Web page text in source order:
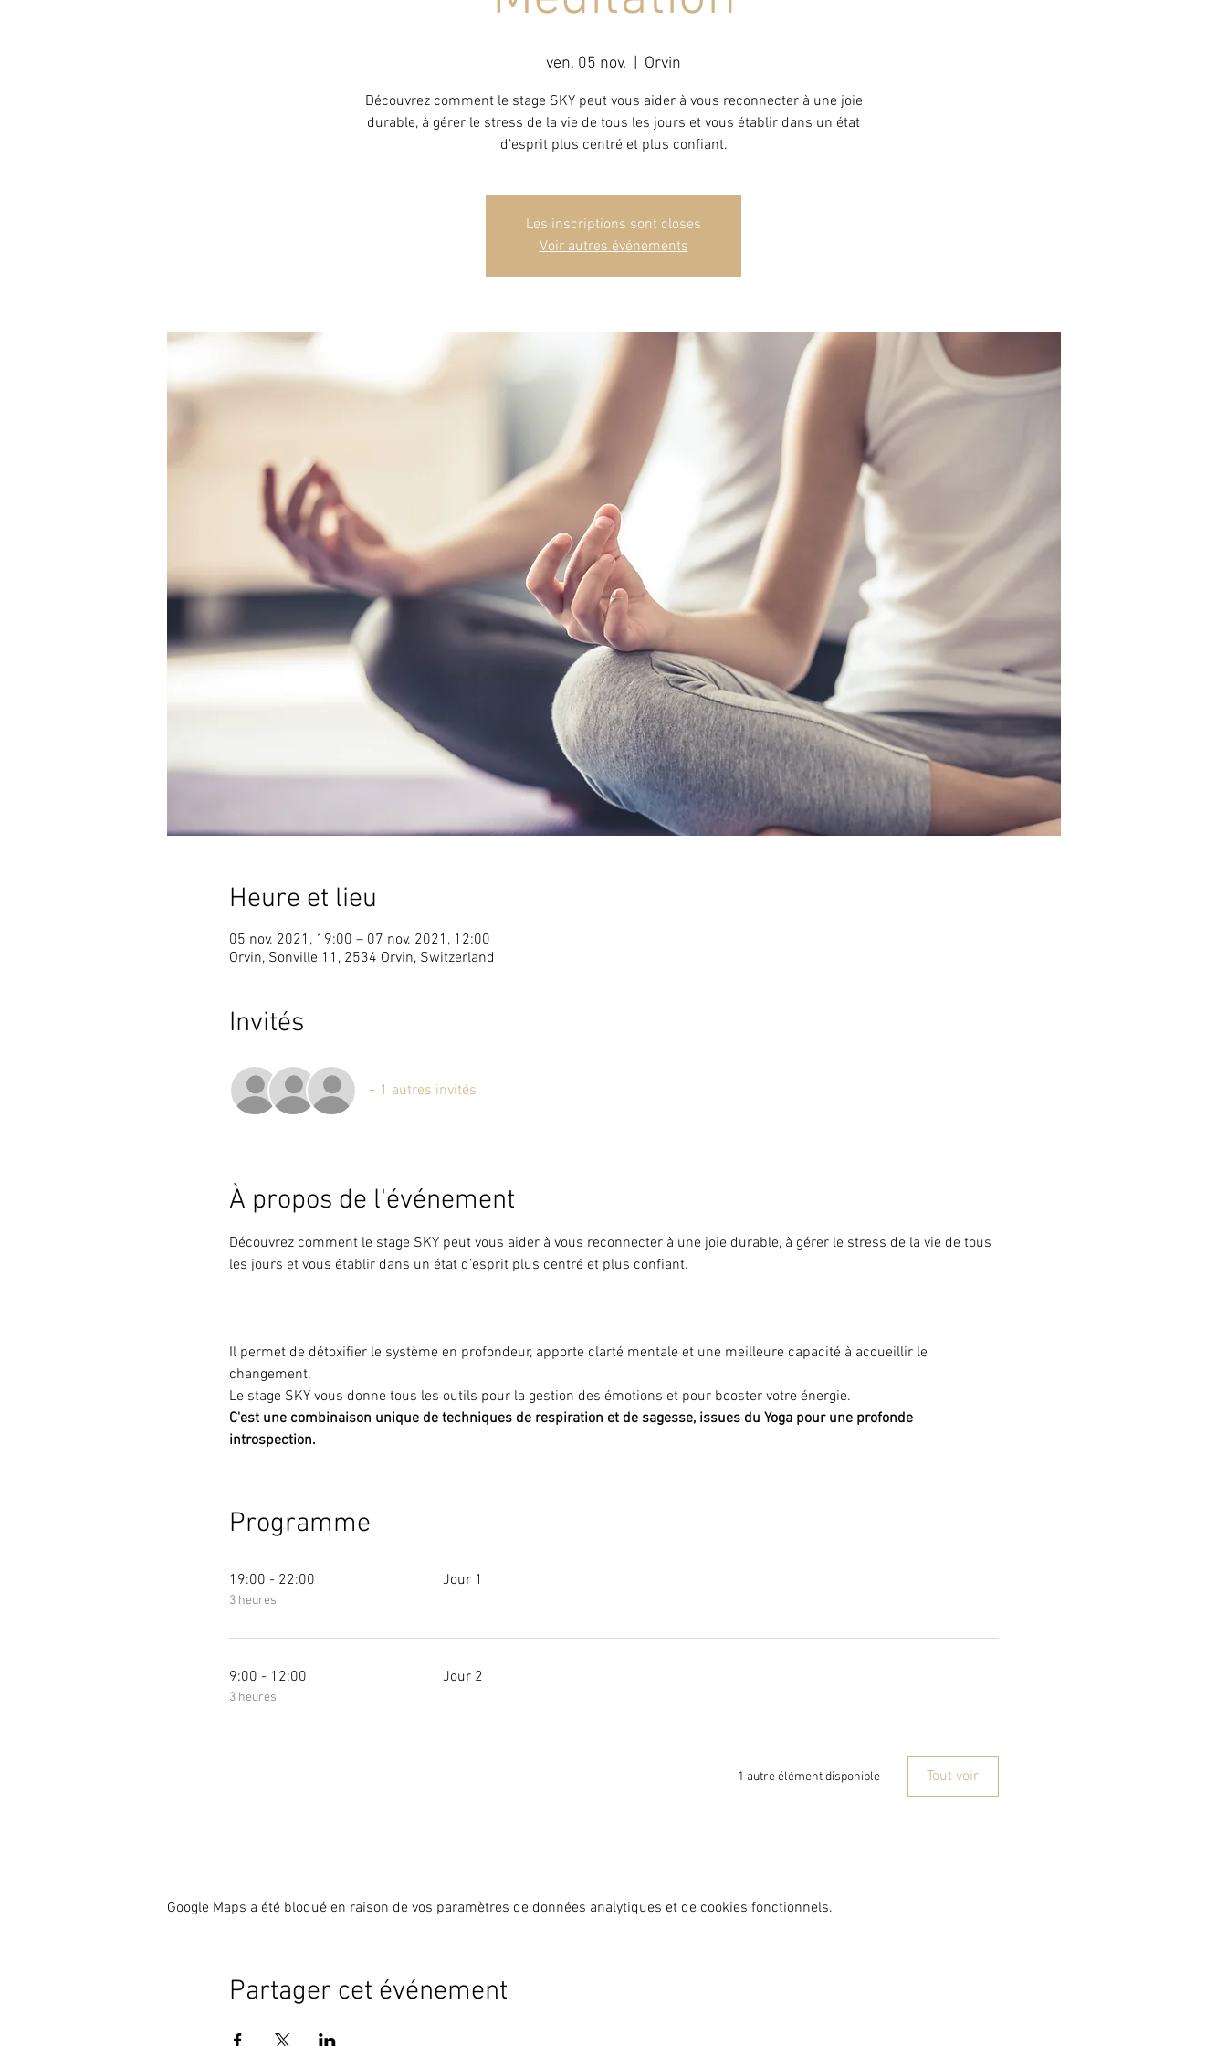
ven. 05 nov. Orvin
Découvrez comment le stage SKY peut vous aider à vous reconnecter à une joie
durable, à gérer le stress de la vie de tous les jours et vous établir dans un état
d’esprit plus centré et plus confiant.
Les inscriptions sont closes
Voir autres événements
Heure et lieu
05 nov. 2021, 19:00 – 07 nov. 2021, 12:00
Orvin, Sonville 11, 2534 Orvin, Switzerland
Invités
+ 1 autres invités
À propos de l'événement
Découvrez comment le stage SKY peut vous aider à vous reconnecter à une joie durable, à gérer le stress de la vie de tous
les jours et vous établir dans un état d’esprit plus centré et plus confiant.
Il permet de détoxifier le système en profondeur, apporte clarté mentale et une meilleure capacité à accueillir le
changement.
Le stage SKY vous donne tous les outils pour la gestion des émotions et pour booster votre énergie.
C'est une combinaison unique de techniques de respiration et de sagesse, issues du Yoga pour une profonde
introspection.
Programme
19:00 - 22:00
3 heures
Jour 1
9:00 - 12:00
3 heures
Jour 2
1 autre élément disponible Tout voir
Google Maps a été bloqué en raison de vos paramètres de données analytiques et de cookies fonctionnels.
Partager cet événement